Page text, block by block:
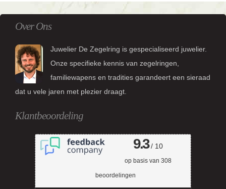
Over Ons
Juwelier De Zegelring is gespecialiseerd juwelier.
Onze specifieke kennis van zegelringen,
familiewapens en tradities garandeert een sieraad
dat u vele jaren met plezier draagt.
Klantbeoordeling
9.3/ 10
op basis van 308
beoordelingen